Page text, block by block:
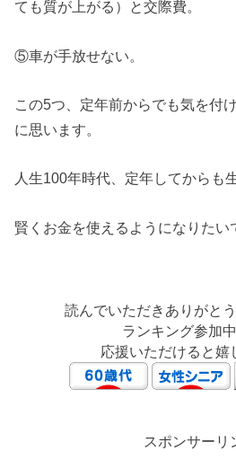
ても質が上がる）と交際費。
⑤車が手放せない。
この5つ、定年前からでも気を付
に思います。
人生100年時代、定年してからも
賢くお金を使えるようになりたい
読んでいただきありがと
ランキング参加中
応援いただけると嬉
スポンサーリ